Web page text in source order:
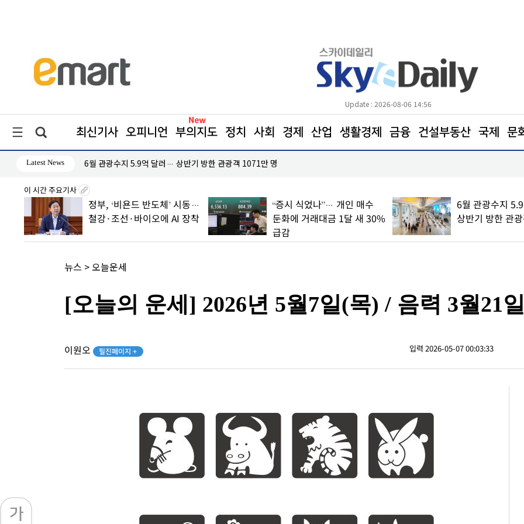
Update : 2026-08-06 14:56
최신기사 오피니언 부의지도 정치 사회 경제 산업 생활경제 금융 건설부동산 국제 문
Latest News 이란·오만 호르무즈 통항 초안 동의… 수수료 5~7% 낼 수도
이 시간 주요기사
정부, ‘비욘드 반도체’ 시동…
철강·조선·바이오에 AI 장착
“증시 식었나”… 개인 매수
둔화에 거래대금 1달 새 30%
급감
6월 관광수지
상반기 방한 관
뉴스 > 오늘운세
[오늘의 운세] 2026년 5월7일(목) / 음력 3월21
이원오 필진페이지 + 입력 2026-05-07 00:03:33